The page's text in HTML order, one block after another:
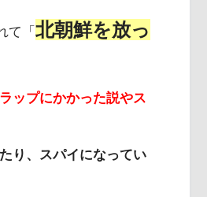
て「 北朝鮮を放っ
ップにかかった説やス
り、スパイになってい